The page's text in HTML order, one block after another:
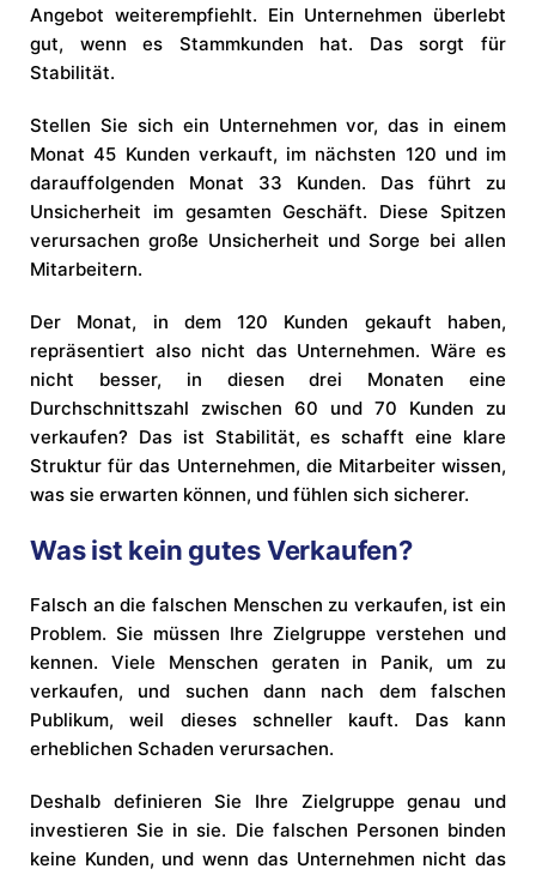
Angebot weiterempfiehlt. Ein Unternehmen überlebt
gut, wenn es Stammkunden hat. Das sorgt für
Stabilität.
Stellen Sie sich ein Unternehmen vor, das in einem
Monat 45 Kunden verkauft, im nächsten 120 und im
darauffolgenden Monat 33 Kunden. Das führt zu
Unsicherheit im gesamten Geschäft. Diese Spitzen
verursachen große Unsicherheit und Sorge bei allen
Mitarbeitern.
Der Monat, in dem 120 Kunden gekauft haben,
repräsentiert also nicht das Unternehmen. Wäre es
nicht besser, in diesen drei Monaten eine
Durchschnittszahl zwischen 60 und 70 Kunden zu
verkaufen? Das ist Stabilität, es schafft eine klare
Struktur für das Unternehmen, die Mitarbeiter wissen,
was sie erwarten können, und fühlen sich sicherer.
Was ist kein gutes Verkaufen?
Falsch an die falschen Menschen zu verkaufen, ist ein
Problem. Sie müssen Ihre Zielgruppe verstehen und
kennen. Viele Menschen geraten in Panik, um zu
verkaufen, und suchen dann nach dem falschen
Publikum, weil dieses schneller kauft. Das kann
erheblichen Schaden verursachen.
Deshalb definieren Sie Ihre Zielgruppe genau und
investieren Sie in sie. Die falschen Personen binden
keine Kunden, und wenn das Unternehmen nicht das